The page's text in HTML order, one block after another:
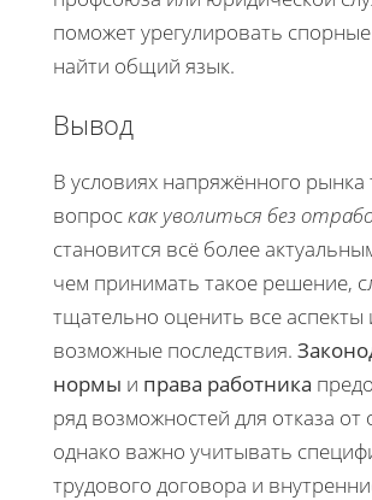
поможет урегулировать
найти общий язык.
Вывод
В условиях напряжённого рынка
вопроскак уволиться без
становится всё более
чем принимать такое решение,
тщательно оценить все аспекты
возможные последствия.
нормы и права работника
ряд возможностей для отказа от
однако важно учитывать
трудового договора и